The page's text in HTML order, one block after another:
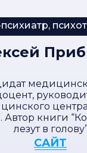
Автор книги
лезут в
САЙТ